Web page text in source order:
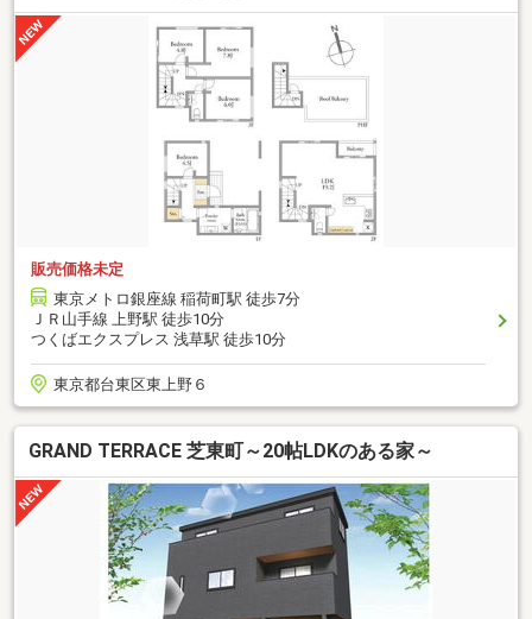
販売価格未定
東京メトロ銀座線 稲荷町駅 徒歩7分
ＪＲ山手線 上野駅 徒歩10分
つくばエクスプレス 浅草駅 徒歩10分
東京都台東区東上野６
GRAND TERRACE 芝東町～20帖LDKのある家～